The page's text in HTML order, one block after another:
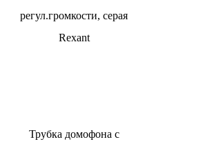
Трубка домофона с